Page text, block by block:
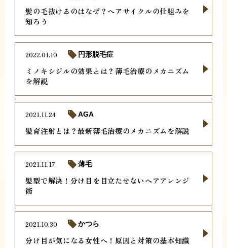
髪の毛抜けるのはなぜ？ヘアサイクルの仕組みを
知ろう
ミノキシジルの効果とは？薄毛治療のメカニズム
を解説
2022.01.10 円形脱毛症
髪育注射とは？最新薄毛治療のメカニズムを解説
2021.11.24 AGA
髪型で解決！分け目を目立たせないヘアアレンジ
術
2021.11.17 薄毛
分け目が気になる女性へ！原因と対策の基本知識
2021.10.30 かつら